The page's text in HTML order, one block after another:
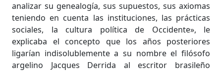
analizar su genealogía, sus supuestos, sus axiomas
teniendo en cuenta las instituciones, las prácticas
sociales, la cultura política de Occidente», le
explicaba el concepto que los años posteriores
ligarían indisolublemente a su nombre el filósofo
argelino Jacques Derrida al escritor brasileño